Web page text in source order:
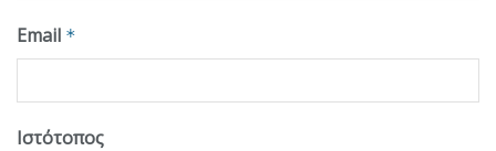
Email *
Ιστότοπος